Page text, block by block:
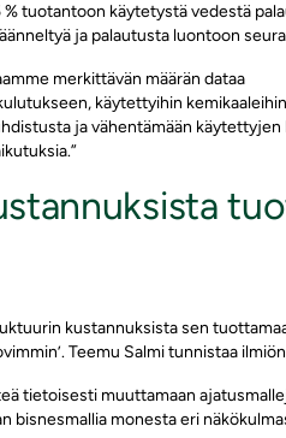
% tuotantoon käytetystä vedestä
ja palautusta luontoon
merkittävän määrän dataa
käytettyihin
ja vähentämään käytettyjen
kustannuksista sen
Teemu Salmi tunnistaa
tietoisesti muuttamaan
bisnesmallia monesta eri